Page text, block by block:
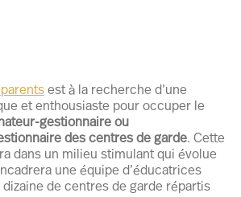
est à la recherche d’une
et enthousiaste pour occuper le
gestionnaire ou
des centres de garde. Cette
dans un milieu stimulant qui évolue
une équipe d’éducatrices
de centres de garde répartis